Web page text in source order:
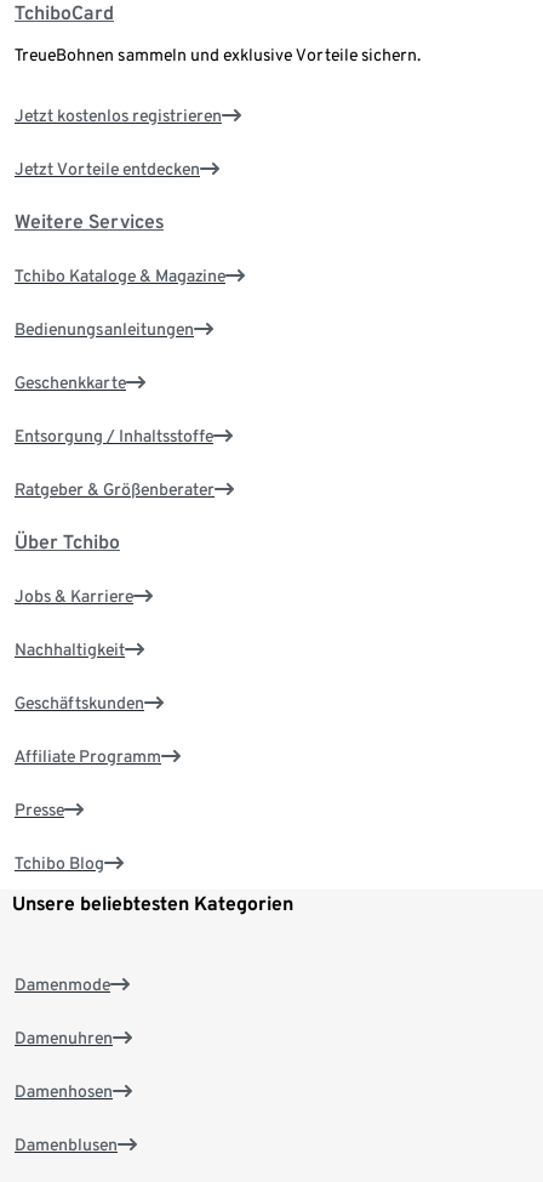
TchiboCard
TreueBohnen sammeln und exklusive Vorteile sichern.
Jetzt kostenlos registrieren
Jetzt Vorteile entdecken
Weitere Services
Tchibo Kataloge & Magazine
Bedienungsanleitungen
Geschenkkarte
Entsorgung / Inhaltsstoffe
Ratgeber & Größenberater
Über Tchibo
Jobs & Karriere
Nachhaltigkeit
Geschäftskunden
Affiliate Programm
Presse
Tchibo Blog
Unsere beliebtesten Kategorien
Damenmode
Damenuhren
Damenhosen
Damenblusen